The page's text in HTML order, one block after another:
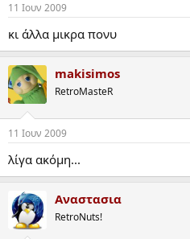
ς
11 Ιουν 2009
κι άλλα μικρα πονυ
makisimos
RetroMasteR
11 Ιουν 2009
λίγα ακόμη...
Αναστασια
RetroNuts!